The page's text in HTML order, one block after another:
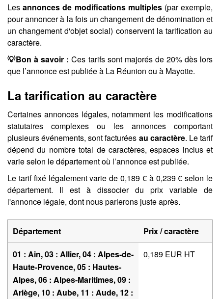
Lesannonces de modifications multiples(par exemple,
pour annoncer à la fois un changement de dénomination et
un changement d'objet social) conservent la tarification au
caractère.
💡Bon à savoir :Ces tarifs sont majorés de 20% dès lors
que l’annonce est publiée à La Réunion ou à Mayotte.
La tarification au caractère
Certaines annonces légales, notamment les modifications
statutaires complexes ou les annonces comportant
plusieurs événements, sont facturées au caractère. Le tarif
dépend du nombre total de caractères, espaces inclus et
varie selon le département où l’annonce est publiée.
Le tarif fixé légalement varie de 0,189 € à 0,239 € selon le
département. Il est à dissocier du prix variable de
l'annonce légale, dont nous parlerons juste après.
Département Prix / caractère
01 : Ain, 03 : Allier, 04 : Alpes-de-
Haute-Provence, 05 : Hautes-
Alpes, 06 : Alpes-Maritimes, 09 :
Ariège, 10 : Aube, 11 : Aude, 12 :
0,189 EUR HT